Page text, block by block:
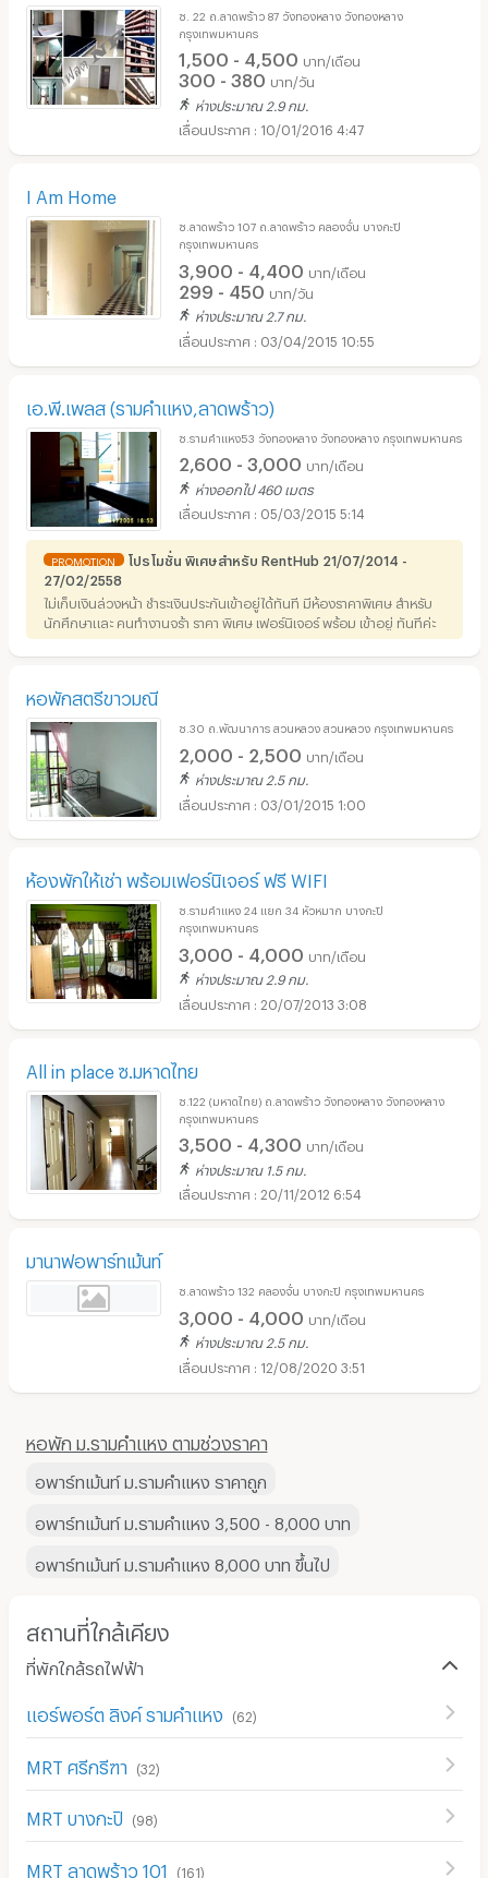
ซ. 22 ถ.ลาดพร้าว 87 วังทองหลาง วังทองหลาง
กรุงเทพมหานคร
1,500 - 4,500 บาท/เดือน
300 - 380 บาท/วัน
ห่างประมาณ 2.9 กม.
10/01/2016 4:47
I Am Home
ซ.ลาดพร้าว 107 ถ.ลาดพร้าว คลองจั่น บางกะปิ
กรุงเทพมหานคร
3,900 - 4,400 บาท/เดือน
299 - 450 บาท/วัน
ห่างประมาณ 2.7 กม.
03/04/2015 10:55
เอ.พี.เพลส (รามคำแหง,ลาดพร้าว)
ซ.รามคำแหง53 วังทองหลาง วังทองหลาง กรุงเทพมหานคร
2,600 - 3,000 บาท/เดือน
ห่างออกไป 460 เมตร
05/03/2015 5:14
PROMOTION
โปรโมชั่น พิเศษสำหรับ RentHub 21/07/2014 -
27/02/2558
ไม่เก็บเงินล่วงหน้า ชำระเงินประกันเข้าอยู่ได้ทันที มีห้องราคาพิเศษ สำหรับ
นักศึกษาและ คนทำงานจร้า ราคา พิเศษ เฟอร์นิเจอร์ พร้อม เข้าอยู่ ทันทีค่ะ
หอพักสตรีขาวมณี
ซ.30 ถ.พัฒนาการ สวนหลวง สวนหลวง กรุงเทพมหานคร
2,000 - 2,500 บาท/เดือน
ห่างประมาณ 2.5 กม.
03/01/2015 1:00
ห้องพักให้เช่า พร้อมเฟอร์นิเจอร์ ฟรี WIFI
ซ.รามคำแหง 24 แยก 34 หัวหมาก บางกะปิ
กรุงเทพมหานคร
3,000 - 4,000 บาท/เดือน
ห่างประมาณ 2.9 กม.
20/07/2013 3:08
All in place ซ.มหาดไทย
ซ.122 (มหาดไทย) ถ.ลาดพร้าว วังทองหลาง วังทองหลาง
กรุงเทพมหานคร
3,500 - 4,300 บาท/เดือน
ห่างประมาณ 1.5 กม.
20/11/2012 6:54
มานาฟอพาร์ทเม้นท์
ซ.ลาดพร้าว 132 คลองจั่น บางกะปิ กรุงเทพมหานคร
3,000 - 4,000 บาท/เดือน
ห่างประมาณ 2.5 กม.
12/08/2020 3:51
หอพัก ม.รามคำแหง ตามช่วงราคา
อพาร์ทเม้นท์ ม.รามคำแหง ราคาถูก
อพาร์ทเม้นท์ ม.รามคำแหง 3,500 - 8,000 บาท
อพาร์ทเม้นท์ ม.รามคำแหง 8,000 บาท ขึ้นไป
สถานที่ใกล้เคียง
ที่พักใกล้รถไฟฟ้า
แอร์พอร์ต ลิงค์ รามคำแหง (62)
MRT ศรีกรีฑา (32)
MRT บางกะปิ (98)
MRT ลาดพร้าว 101 (161)